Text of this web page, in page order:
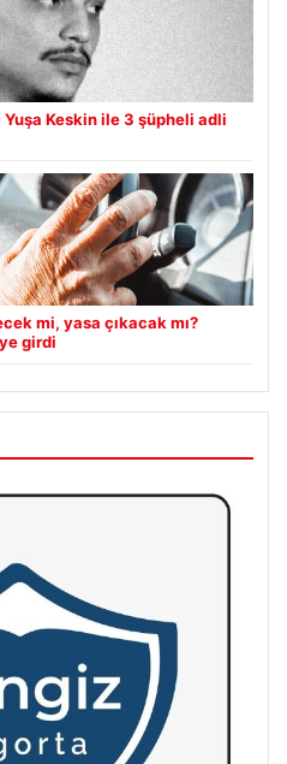
Keskin ile 3 şüpheli adli
mi, yasa çıkacak mı?
girdi